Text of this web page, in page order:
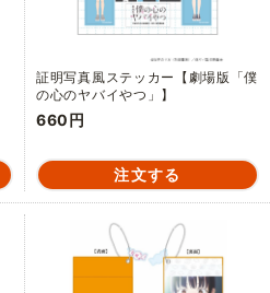
証明写真風ステッカー【劇場版「僕
の心のヤバイやつ」】
660円